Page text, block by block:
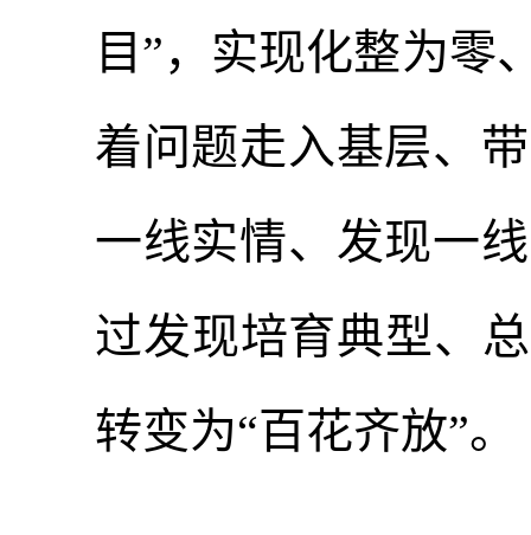
目”，实现化整为零
着问题走入基层、
一线实情、发现一
过发现培育典型、
转变为“百花齐放”。